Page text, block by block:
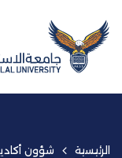
الرئيسية شؤون